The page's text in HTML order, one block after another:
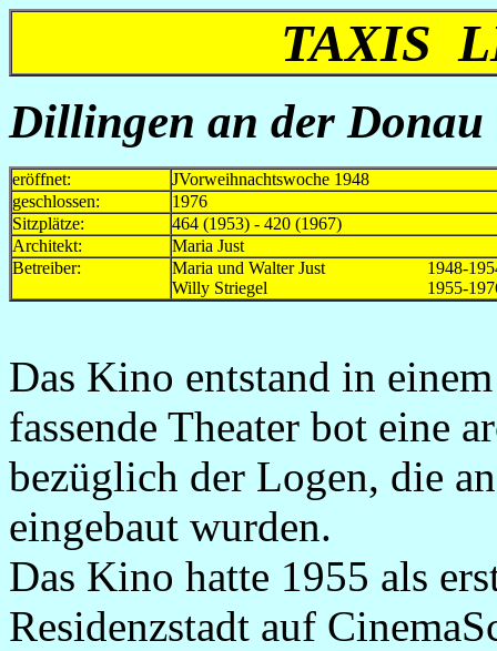
TAXIS
Dillingen an der
eröffnet:
JVorweihnachtswoche 1948
geschlossen:
1976
Sitzplätze:
464 (1953) - 420 (1967)
Architekt:
Maria Just
Betreiber:
Maria und Walter Just 1948-
Willy Striegel 1955-
Das Kino entstand in
fassende Theater bot eine
bezüglich der Logen, die
eingebaut wurden.
Das Kino hatte 1955 als
Residenzstadt auf